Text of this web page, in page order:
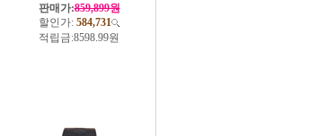
판매가:859,899원
할인가: 584,731
적립금:8598.99원